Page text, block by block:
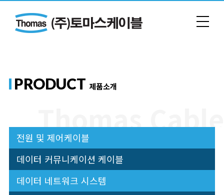
PRODUCT 제품소개
전원 및 제어케이블
데이터 커뮤니케이션 케이블
데이터 네트워크 시스템